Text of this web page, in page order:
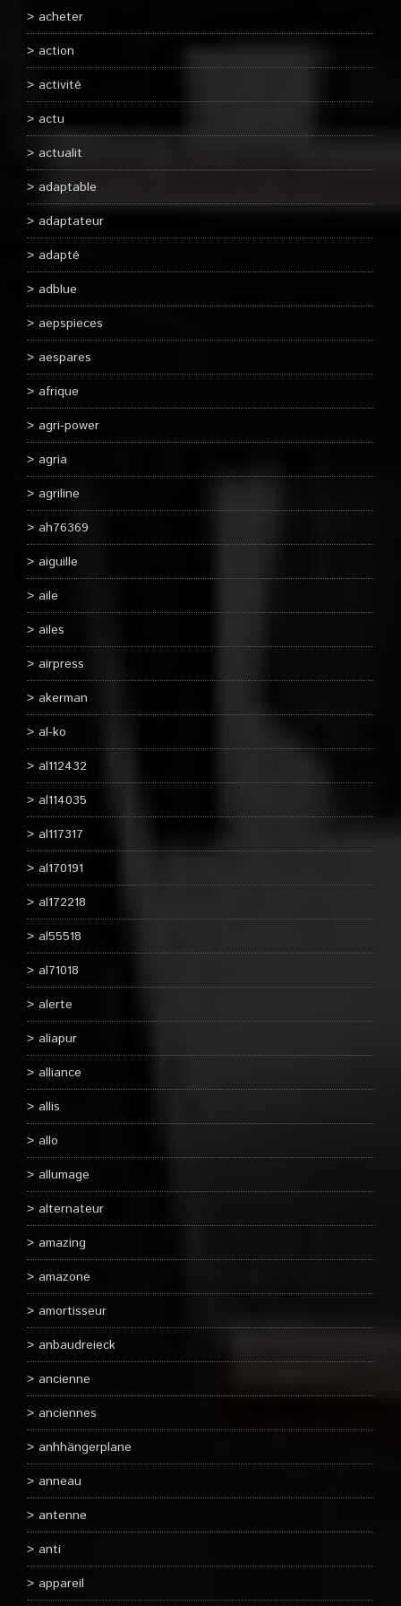
acheter
action
activité
actu
actualit
adaptable
adaptateur
adapté
adblue
aepspieces
aespares
afrique
agri-power
agria
agriline
ah76369
aiguille
aile
ailes
airpress
akerman
al-ko
al112432
al114035
al117317
al170191
al172218
al55518
al71018
alerte
aliapur
alliance
allis
allo
allumage
alternateur
amazing
amazone
amortisseur
anbaudreieck
ancienne
anciennes
anhhängerplane
anneau
antenne
anti
appareil